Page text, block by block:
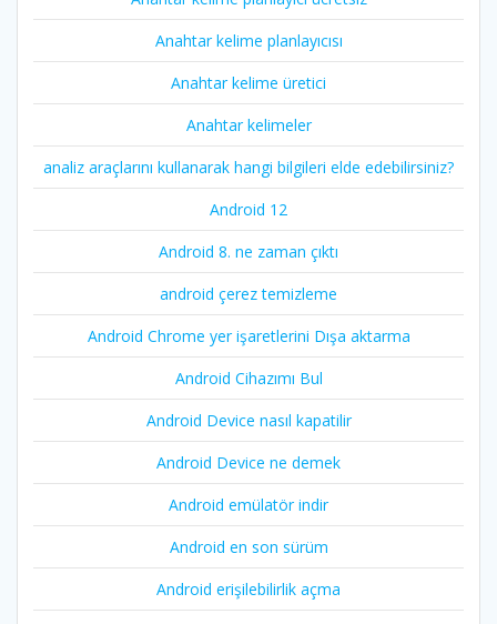
Anahtar kelime planlayıcısı
Anahtar kelime üretici
Anahtar kelimeler
analiz araçlarını kullanarak hangi bilgileri elde edebilirsiniz?
Android 12
Android 8. ne zaman çıktı
android çerez temizleme
Android Chrome yer işaretlerini Dışa aktarma
Android Cihazımı Bul
Android Device nasıl kapatilir
Android Device ne demek
Android emülatör indir
Android en son sürüm
Android erişilebilirlik açma